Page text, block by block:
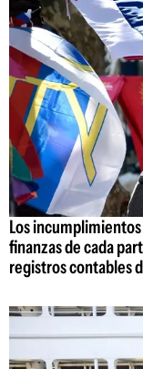
Los
finanzas de cada
registros contables